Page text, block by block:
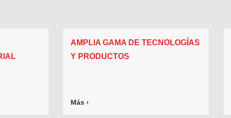
AMPLIA GAMA DE TECNOLOGÍAS
Y PRODUCTOS
Más ›